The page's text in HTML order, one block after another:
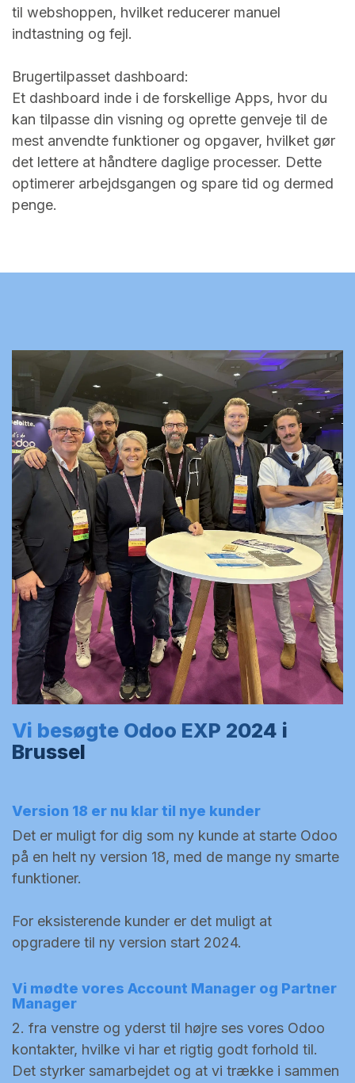
til webshoppen, hvilket reducerer manuel
indtastning og fejl.
Brugertilpasset dashboard:
Et dashboard inde i de forskellige Apps, hvor du
kan tilpasse din visning og oprette genveje til de
mest anvendte funktioner og opgaver, hvilket gør
det lettere at håndtere daglige processer. Dette
optimerer arbejdsgangen og spare tid og dermed
penge.
Vi besøgte Odoo EXP 2024 i
Brussel
Version 18 er nu klar til nye kunder
Det er muligt for dig som ny kunde at starte Odoo
på en helt ny version 18, med de mange ny smarte
funktioner.
For eksisterende kunder er det muligt at
opgradere til ny version start 2024.
Vi mødte vores Account Manager og Partner
Manager
2. fra venstre og yderst til højre ses vores Odoo
kontakter, hvilke vi har et rigtig godt forhold til.
Det styrker samarbejdet og at vi trække i sammen